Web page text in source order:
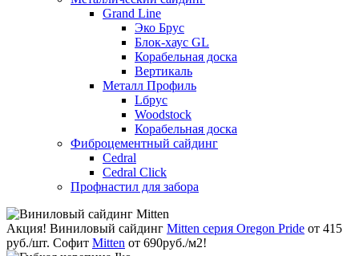
Grand Line
Эко Брус
Блок-хаус GL
Корабельная доска
Вертикаль
Металл Профиль
Lбрус
Woodstock
Корабельная доска
Фиброцементный сайдинг
Cedral
Cedral Click
Профнастил для забора
Акция! Виниловый сайдинг Mitten серия Oregon Pride от 415
руб./шт. Софит Mitten от 690руб./м2!